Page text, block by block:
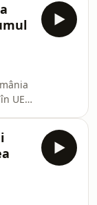
la
în
din
în
UE